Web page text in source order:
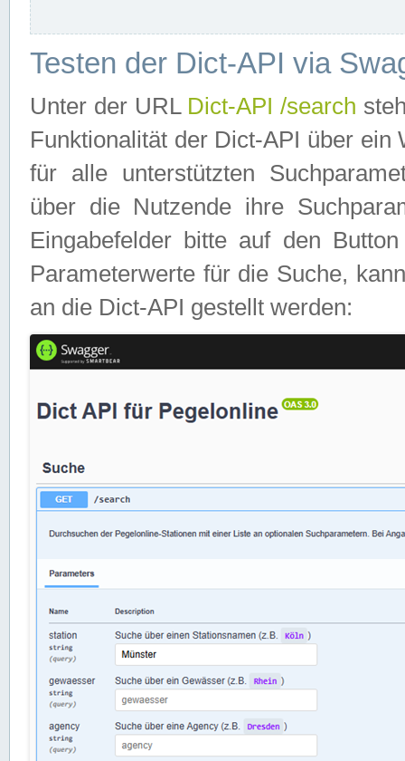
Testen der Dict-API via
Unter der URL Dict-API /search
Funktionalität der Dict-API über
für alle unterstützten
über die Nutzende ihre
Eingabefelder bitte auf den
Parameterwerte für die Suche,
an die Dict-API gestellt werden: